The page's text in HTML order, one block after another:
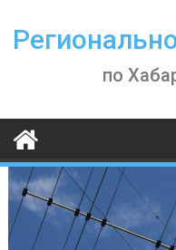
content
по